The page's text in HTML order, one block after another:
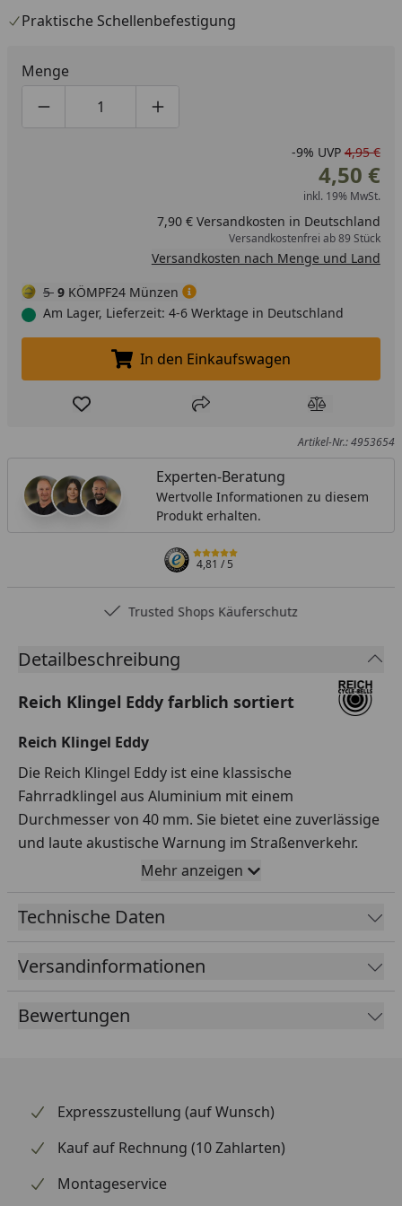
Praktische Schellenbefestigung
Menge
Produktmenge um eins verringern
Produktmenge manuell eingeben
Produktmenge um eins erhöhen
-9% UVP 4,95 €
4,50 €
inkl. 19% MwSt.
7,90 € Versandkosten in Deutschland
Versandkostenfrei ab 89 Stück
Versandkosten nach Menge und Land
5 9 KÖMPF24 Münzen
Am Lager, Lieferzeit: 4-6 Werktage in Deutschland
In den Einkaufswagen legen
In den Einkaufswagen
Produkt zur Wunschliste hinzufügen
Teilen Produkt
Artikel-Nr.: 4953654
Experten-Beratung
Wertvolle Informationen zu diesem
Produkt erhalten.
4,81/ 5
Trusted Shops Käuferschutz
Detailbeschreibung
Reich Klingel Eddy farblich sortiert
Reich Klingel Eddy
Die Reich Klingel Eddy ist eine klassische
Fahrradklingel aus Aluminium mit einem
Durchmesser von 40 mm. Sie bietet eine zuverlässige
und laute akustische Warnung im Straßenverkehr.
Design und Befestigung
die Klingel mit der mitgelieferten Schelle einfach an
montieren.
Farbakzente.
Mehr anzeigen
Technische Daten
Versandinformationen
Bewertungen
Expresszustellung (auf Wunsch)
Kauf auf Rechnung (10 Zahlarten)
Montageservice